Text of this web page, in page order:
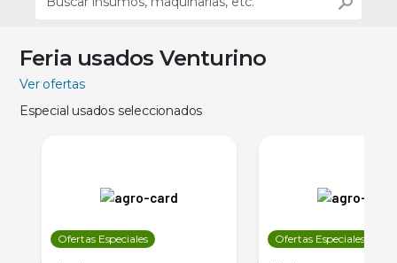
Feria usados Venturino
Ver ofertas
Especial usados seleccionados
Ofertas Especiales Ofertas Especiales